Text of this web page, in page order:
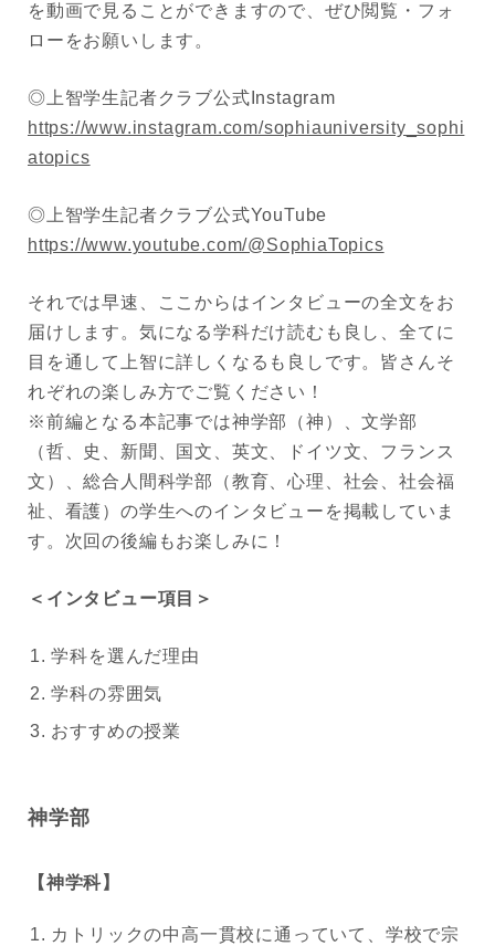
を動画で見ることができますので、ぜひ閲覧・フォ
ローをお願いします。
◎上智学生記者クラブ公式Instagram
https://www.instagram.com/sophiauniversity_sophi
atopics
◎上智学生記者クラブ公式YouTube
https://www.youtube.com/@SophiaTopics
それでは早速、ここからはインタビューの全文をお
届けします。気になる学科だけ読むも良し、全てに
目を通して上智に詳しくなるも良しです。皆さんそ
れぞれの楽しみ方でご覧ください！
※前編となる本記事では神学部（神）、文学部
（哲、史、新聞、国文、英文、ドイツ文、フランス
文）、総合人間科学部（教育、心理、社会、社会福
祉、看護）の学生へのインタビューを掲載していま
す。次回の後編もお楽しみに！
＜インタビュー項目＞
学科を選んだ理由
学科の雰囲気
おすすめの授業
神学部
【神学科】
カトリックの中高一貫校に通っていて、学校で宗